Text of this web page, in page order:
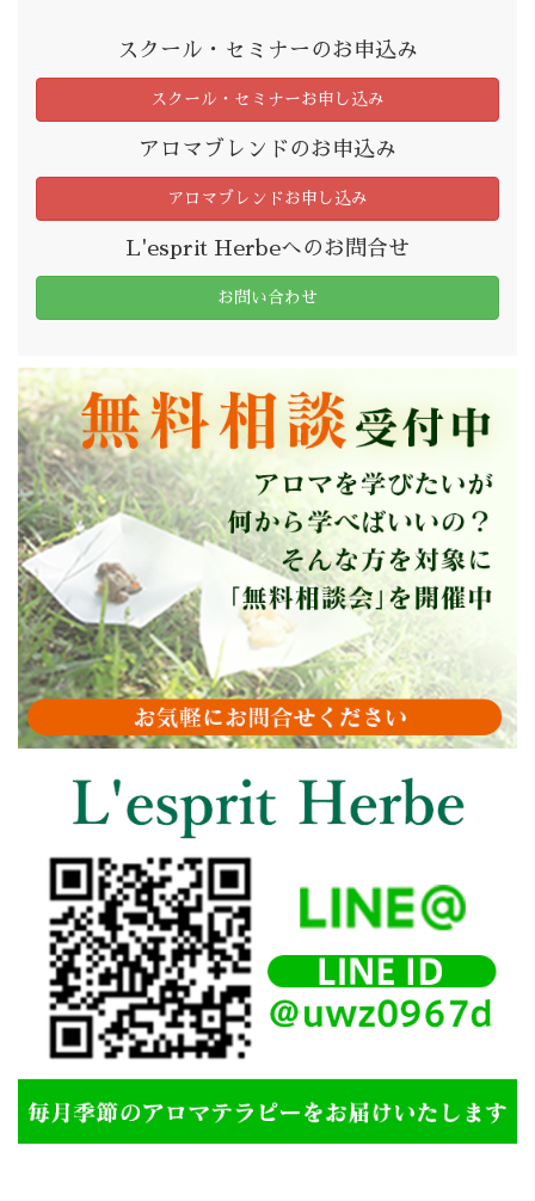
スクール・セミナーのお申込み
スクール・セミナーお申し込み
アロマブレンドのお申込み
アロマブレンドお申し込み
L'esprit Herbeへのお問合せ
お問い合わせ